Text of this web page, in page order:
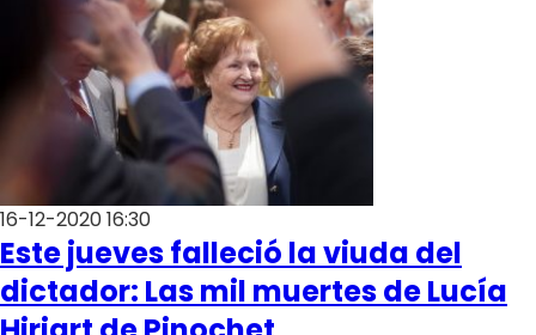
16-12-2020 16:30
Este jueves falleció la viuda del
dictador: Las mil muertes de Lucía